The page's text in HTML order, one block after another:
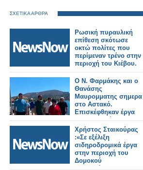
ΣΧΕΤΙΚΑ ΑΡΘΡΑ
Ρωσική πυραυλική
επίθεση σκότωσε
οκτώ πολίτες που
περίμεναν τρένο στην
περιοχή του Κιέβου.
Ο Ν. Φαρμάκης και ο
Θανάσης
Μαυρομματης σημερα
στο Αστακό.
Επισκέφθηκαν έργα
που εκτελούνται στην
περιοχή και
συναντήθηκαν με
φορείς και πολίτες
(φωτο-βιντεο)
Χρήστος Σταικούρας
:«Σε εξέλιξη
σιδηροδρομικά έργα
στην περιοχή του
Δομοκού
αποκατάστασης